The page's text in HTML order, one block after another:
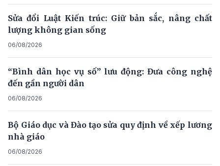
Sửa đổi Luật Kiến trúc: Giữ bản sắc, nâng chất
lượng không gian sống
06/08/2026
“Bình dân học vụ số” lưu động: Đưa công nghệ
đến gần người dân
06/08/2026
Bộ Giáo dục và Đào tạo sửa quy định về xếp lương
nhà giáo
06/08/2026